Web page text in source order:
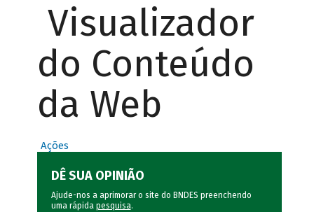
Visualizador
do Conteúdo
da Web
Ações
DÊ SUA OPINIÃO
Ajude-nos a aprimorar o site do BNDES preenchendo
uma rápida pesquisa.